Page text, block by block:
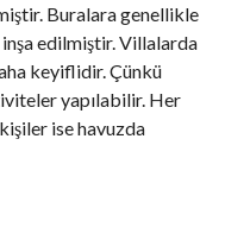
Buralara genellikle
edilmiştir. Villalarda
keyiflidir. Çünkü
yapılabilir. Her
ise havuzda